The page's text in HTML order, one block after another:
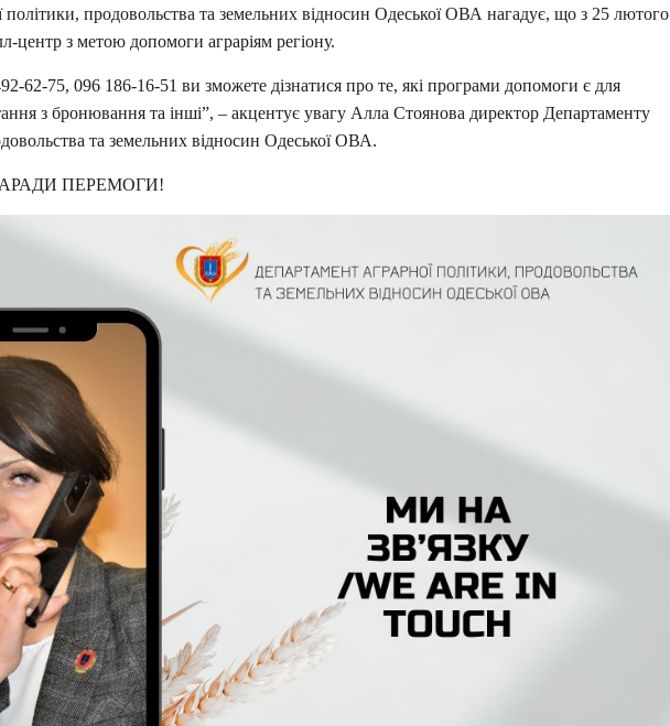
політики, продовольства та земельних відносин Одеської ОВА нагадує, що з 25 лютого
центр з метою допомоги аграріям регіону.
62-75, 096 186-16-51 ви зможете дізнатися про те, які програми допомоги є для
з бронювання та інші”, – акцентує увагу Алла Стоянова директор Департаменту
та земельних відносин Одеської ОВА.
ПЕРЕМОГИ!